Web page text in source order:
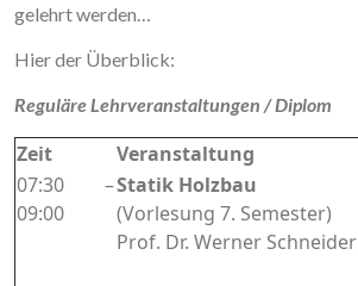
gelehrt werden…
Hier der Überblick:
Reguläre Lehrveranstaltungen / Diplom
Zeit Veranstaltung
07:30 –
09:00
Statik Holzbau
(Vorlesung 7. Semester)
Prof. Dr. Werner Schneider